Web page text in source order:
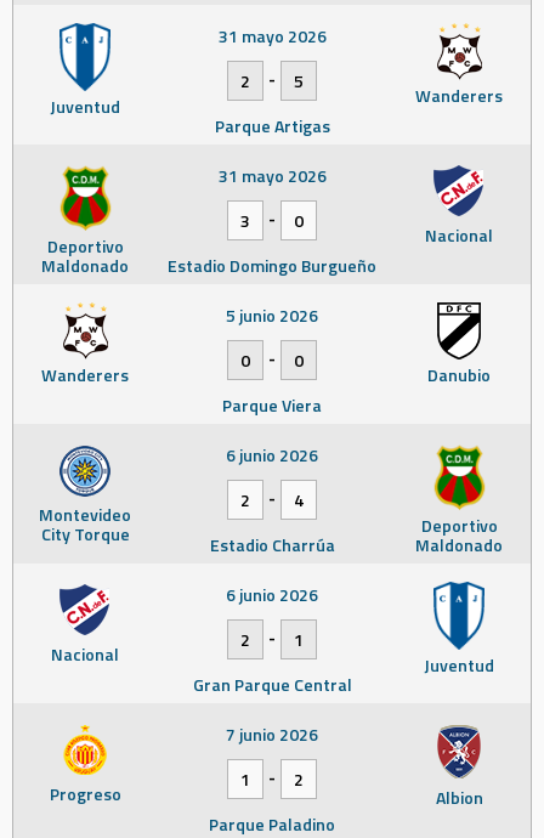
Juventud Wanderers
31 mayo 2026
2
-
5
Parque Artigas
Deportivo
Maldonado
Nacional
31 mayo 2026
3
-
0
Estadio Domingo Burgueño
Wanderers Danubio
5 junio 2026
0
-
0
Parque Viera
Montevideo
City Torque Deportivo
Maldonado
6 junio 2026
2
-
4
Estadio Charrúa
Nacional Juventud
6 junio 2026
2
-
1
Gran Parque Central
Progreso Albion
7 junio 2026
1
-
2
Parque Paladino